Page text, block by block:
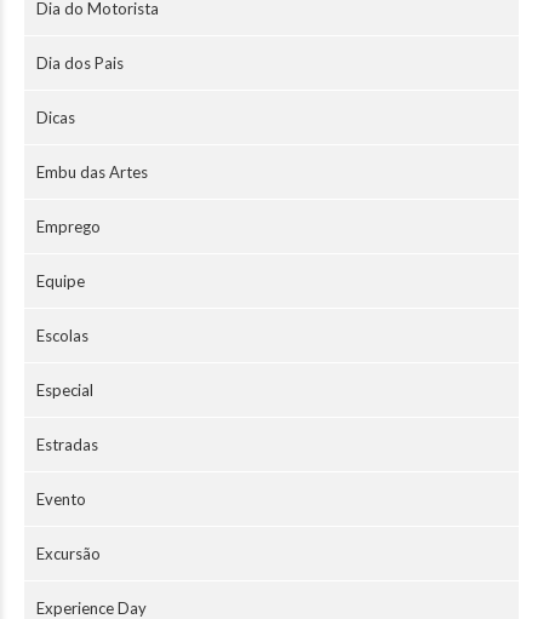
Dia do Motorista
Dia dos Pais
Dicas
Embu das Artes
Emprego
Equipe
Escolas
Especial
Estradas
Evento
Excursão
Experience Day